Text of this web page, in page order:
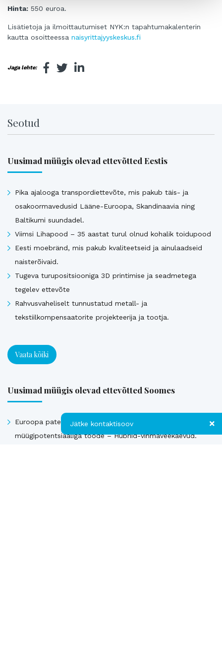
Hinta: 550 euroa.
Lisätietoja ja ilmoittautumiset NYK:n tapahtumakalenterin
kautta osoitteessa naisyrittajyyskeskus.fi
Jaga lehte:
Seotud
Uusimad müügis olevad ettevõtted Eestis
Pika ajalooga transpordiettevõte, mis pakub täis- ja
osakoormavedusid Lääne-Euroopa, Skandinaavia ning
Baltikumi suundadel.
Viimsi Lihapood – 35 aastat turul olnud kohalik toidupood
Eesti moebränd, mis pakub kvaliteetseid ja ainulaadseid
naisterõivaid.
Tugeva turupositsiooniga 3D printimise ja seadmetega
tegelev ettevõte
Rahvusvaheliselt tunnustatud metall- ja
tekstiilkompensaatorite projekteerija ja tootja.
Vaata kõiki
Uusimad müügis olevad ettevõtted Soomes
Euroopa patendiga kaitstud uuenduslik ja suure
müügipotentsiaaliga toode – Hübriid-vihmaveekaevud.
Jätke kontaktisoov